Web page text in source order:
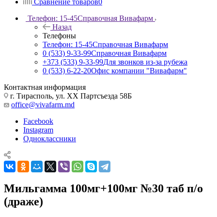
Сравнение товаров0
Телефон: 15-45Справочная Вивафарм
Назад
Телефоны
Телефон: 15-45Справочная Вивафарм
0 (533) 9-33-99Справочная Вивафарм
+373 (533) 9-33-99Для звонков из-за рубежа
0 (533) 6-22-20Офис компании "Вивафарм"
Контактная информация
г. Тирасполь, ул. ХХ Партсъезда 58Б
office@vivafarm.md
Facebook
Instagram
Одноклассники
Мильгамма 100мг+100мг №30 таб п/о
(драже)